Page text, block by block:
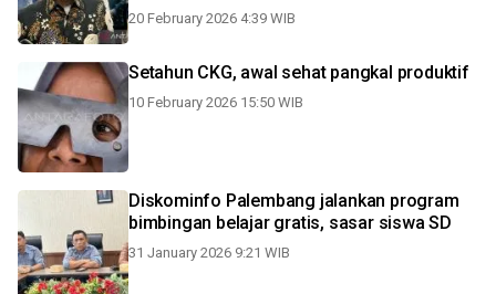
20 February 2026 4:39 WIB
Setahun CKG, awal sehat pangkal produktif
10 February 2026 15:50 WIB
Diskominfo Palembang jalankan program
bimbingan belajar gratis, sasar siswa SD
31 January 2026 9:21 WIB